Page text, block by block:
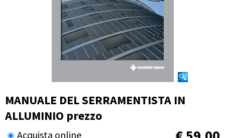
MANUALE DEL SERRAMENTISTA IN
ALLUMINIO prezzo
Acquista online